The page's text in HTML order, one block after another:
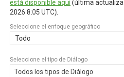
está disponible aquí(última
2026 8:05 UTC).
Seleccione el enfoque geográfico
Todo
Seleccione el tipo de Diálogo
Todos los tipos de Diálogo